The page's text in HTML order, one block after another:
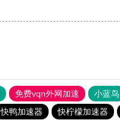
免费vqn外网加速 小蓝鸟
快鸭加速器 快柠檬加速器